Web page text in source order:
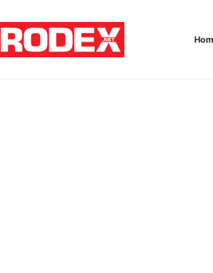
Pupovac i Šimpraga moraliziraju o Oluji, ali i dalje šute o